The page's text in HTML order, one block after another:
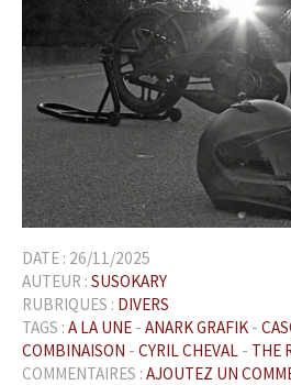
DATE : 26/11/2025
AUTEUR : SUSOKARY
RUBRIQUES : DIVERS
TAGS : A LA UNE - ANARK GRAFIK -
COMBINAISON - CYRIL CHEVAL - THE
COMMENTAIRES : AJOUTEZ UN